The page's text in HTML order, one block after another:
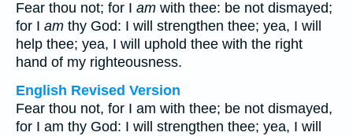
Fear thou not; for I am with thee: be not dismayed;
for I am thy God: I will strengthen thee; yea, I will
help thee; yea, I will uphold thee with the right
hand of my righteousness.
English Revised Version
Fear thou not, for I am with thee; be not dismayed,
for I am thy God: I will strengthen thee; yea, I will